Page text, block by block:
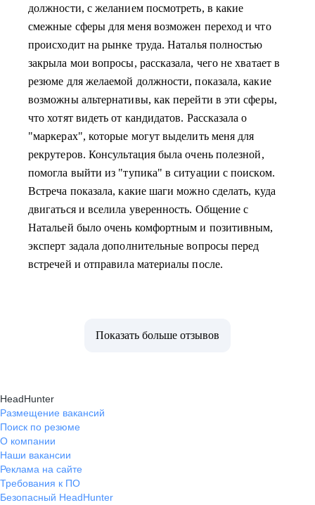
должности, с желанием посмотреть, в какие
смежные сферы для меня возможен переход и что
происходит на рынке труда. Наталья полностью
закрыла мои вопросы, рассказала, чего не хватает в
резюме для желаемой должности, показала, какие
возможны альтернативы, как перейти в эти сферы,
что хотят видеть от кандидатов. Рассказала о
"маркерах", которые могут выделить меня для
рекрутеров. Консультация была очень полезной,
помогла выйти из "тупика" в ситуации с поиском.
Встреча показала, какие шаги можно сделать, куда
двигаться и вселила уверенность. Общение с
Натальей было очень комфортным и позитивным,
эксперт задала дополнительные вопросы перед
встречей и отправила материалы после.
Показать больше отзывов
HeadHunter
Размещение вакансий
Поиск по резюме
О компании
Наши вакансии
Реклама на сайте
Требования к ПО
Безопасный HeadHunter